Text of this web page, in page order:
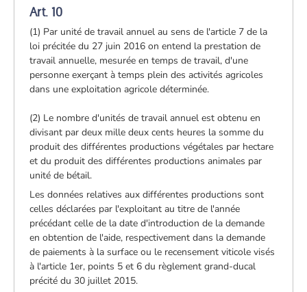
Art. 10
(1) Par unité de travail annuel au sens de l'article 7 de la
loi précitée du 27 juin 2016 on entend la prestation de
travail annuelle, mesurée en temps de travail, d'une
personne exerçant à temps plein des activités agricoles
dans une exploitation agricole déterminée.
(2) Le nombre d'unités de travail annuel est obtenu en
divisant par deux mille deux cents heures la somme du
produit des différentes productions végétales par hectare
et du produit des différentes productions animales par
unité de bétail.
Les données relatives aux différentes productions sont
celles déclarées par l'exploitant au titre de l'année
précédant celle de la date d'introduction de la demande
en obtention de l'aide, respectivement dans la demande
de paiements à la surface ou le recensement viticole visés
à l'article 1er, points 5 et 6 du règlement grand-ducal
précité du 30 juillet 2015.